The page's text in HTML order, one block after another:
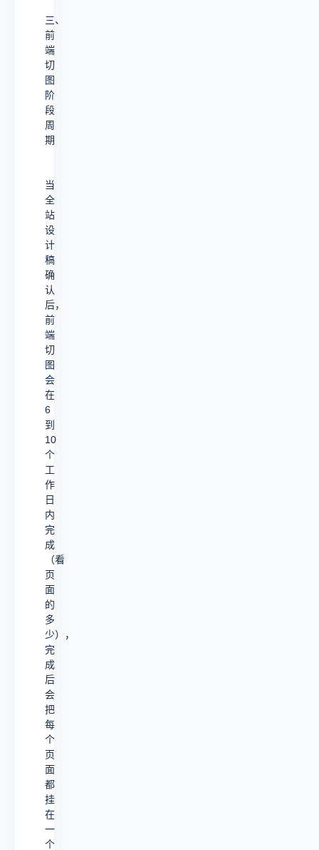
三、
前
端
切
图
阶
段
周
期
当
全
站
设
计
稿
确
认
后，
前
端
切
图
会
在
6
到
10
个
工
作
日
内
完
成
（看
页
面
的
多
少），
完
成
后
会
把
每
个
页
面
都
挂
在
一
个